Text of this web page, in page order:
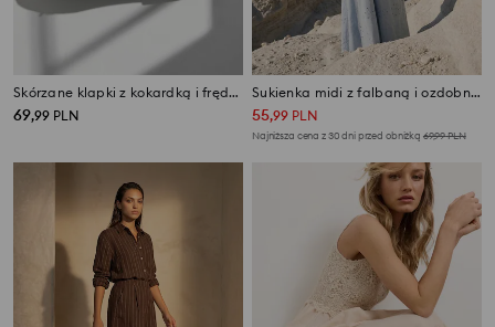
Skórzane klapki z kokardką i frędzlami
69,99 PLN
Sukienka midi z falbaną i ozdobnym wiązaniem na plecach
55,99 PLN
Najniższa cena z 30 dni przed obniżką 69,99PLN